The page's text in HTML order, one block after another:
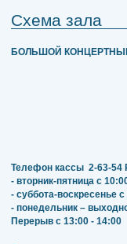
Схема зала
БОЛЬШОЙ
Телефон кассы 2-63-54
- вторник-пятница с
- суббота-воскресенье
- понедельник –
Перерыв с 13:00 - 14:00